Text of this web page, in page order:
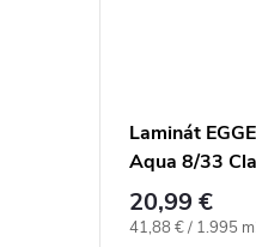
Laminát
Aqua 8/33
biely 4V
20,99 €
Jednotková cena:
41,88 € / 1.995